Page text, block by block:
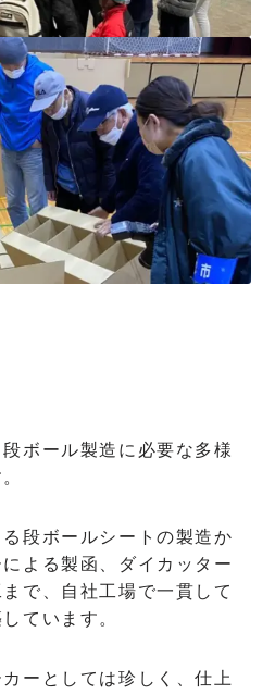
ボール製造に必要な多様
段ボールシートの製造か
よる製函、ダイカッター
で、自社工場で一貫して
ています。
ーとしては珍しく、仕上